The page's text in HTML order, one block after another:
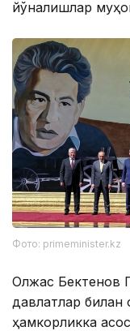
йўналишлар
Фото: primeminister.kz
Олжас Бектенов
давлатлар билан
ҳамкорликка